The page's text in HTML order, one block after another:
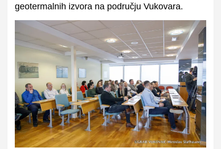
geotermalnih izvora na području Vukovara.